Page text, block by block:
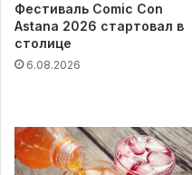
Фестиваль Comic Con
Astana 2026 стартовал в
столице
6.08.2026